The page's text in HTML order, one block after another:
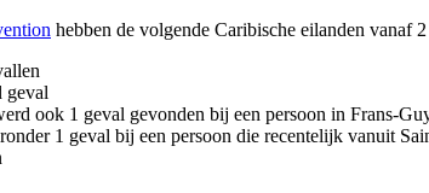
hebben de volgende Caribische eilanden vanaf
geval
ook 1 geval gevonden bij een persoon in Frans-
1 geval bij een persoon die recentelijk vanuit